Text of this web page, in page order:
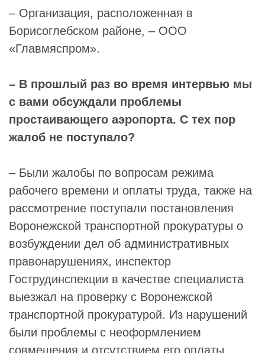
– Организация, расположенная в
Борисоглебском районе, – ООО
«Главмяспром».
– В прошлый раз во время интервью мы
с вами обсуждали проблемы
простаивающего аэропорта. С тех пор
жалоб не поступало?
– Были жалобы по вопросам режима
рабочего времени и оплаты труда, также на
рассмотрение поступали постановления
Воронежской транспортной прокуратуры о
возбуждении дел об административных
правонарушениях, инспектор
Гострудинспекции в качестве специалиста
выезжал на проверку с Воронежской
транспортной прокуратурой. Из нарушений
были проблемы с неоформлением
совмещения и отсутствием его оплаты,